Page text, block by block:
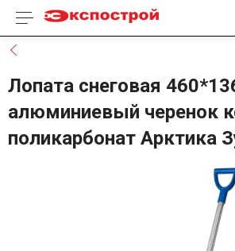
Каталог товаров
Лопата снеговая
алюминиевый черенок
поликарбонат Арктика